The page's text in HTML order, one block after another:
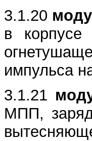
3.1.20
в корпусе
импульса
3.1.21
МПП,